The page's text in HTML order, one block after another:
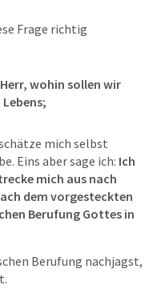
Frage richtig
Herr, wohin sollen wir
mich selbst
Eins aber sage ich: Ich
mich aus nach
dem vorgesteckten
Berufung Gottes in
Berufung nachjagst,